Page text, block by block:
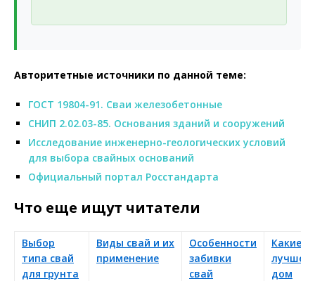
Авторитетные источники по данной теме:
ГОСТ 19804-91. Сваи железобетонные
СНИП 2.02.03-85. Основания зданий и сооружений
Исследование инженерно-геологических условий
для выбора свайных оснований
Официальный портал Росстандарта
Что еще ищут читатели
Выбор
типа свай
для грунта
Виды свай и их
применение
Особенности
забивки
свай
Какие
лучше
дом